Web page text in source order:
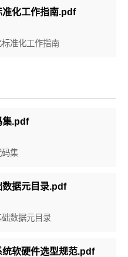
准化工作指南.pdf
准化工作指南
集.pdf
集
数据元目录.pdf
数据元目录
统软硬件选型规范.pdf